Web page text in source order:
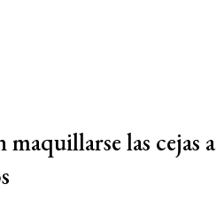
las cejas a